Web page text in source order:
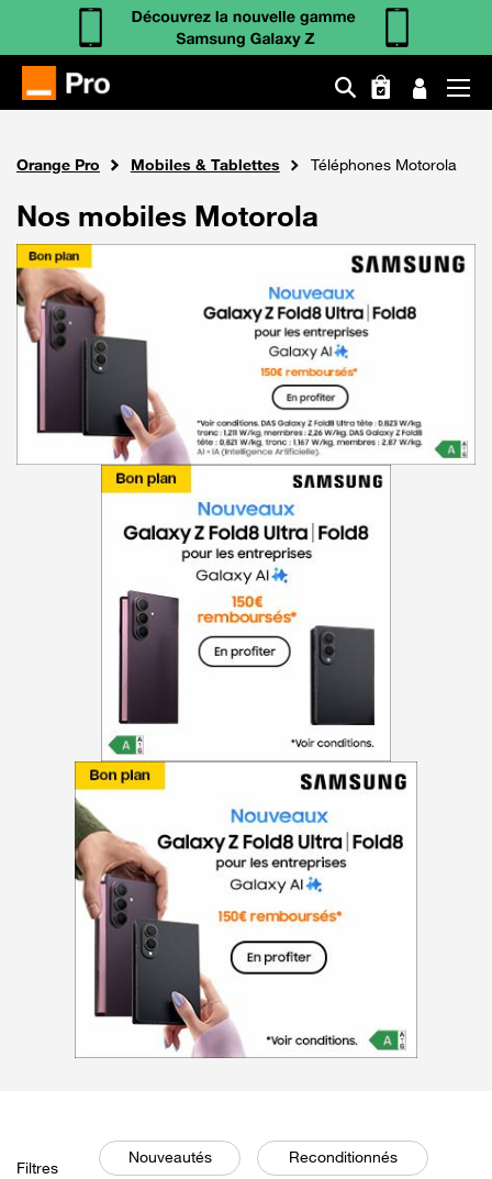
contenu
d'Ariane
Orange Pro Mobiles & Tablettes Téléphones Motorola
Nos mobiles Motorola
Filtres
Nouveautés Reconditionnés